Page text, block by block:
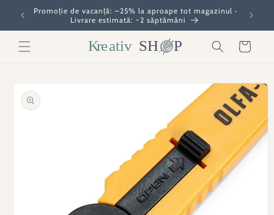
Salt la
conținut
Promoție de vacanță: –25% la aproape tot magazinul ·
Livrare estimată: ~2 săptămâni
Coș
informațiile
produsului